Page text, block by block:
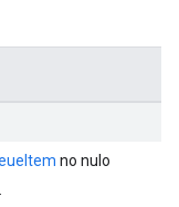
no nulo